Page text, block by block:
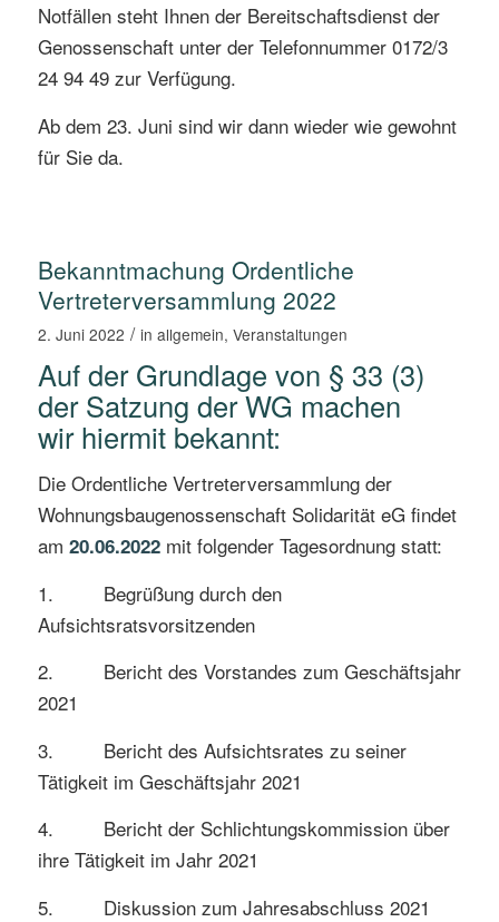
Notfällen steht Ihnen der Bereitschaftsdienst der
Genossenschaft unter der Telefonnummer 0172/3
24 94 49 zur Verfügung.
Ab dem 23. Juni sind wir dann wieder wie gewohnt
für Sie da.
Bekanntmachung Ordentliche
Vertreterversammlung 2022
2. Juni 2022 / in allgemein, Veranstaltungen
Auf der Grundlage von § 33 (3)
der Satzung der WG machen
wir hiermit bekannt:
Die Ordentliche Vertreterversammlung der
Wohnungsbaugenossenschaft Solidarität eG findet
am 20.06.2022mit folgender Tagesordnung statt:
1. Begrüßung durch den
Aufsichtsratsvorsitzenden
2. Bericht des Vorstandes zum Geschäftsjahr
2021
3. Bericht des Aufsichtsrates zu seiner
Tätigkeit im Geschäftsjahr 2021
4. Bericht der Schlichtungskommission über
ihre Tätigkeit im Jahr 2021
5. Diskussion zum Jahresabschluss 2021